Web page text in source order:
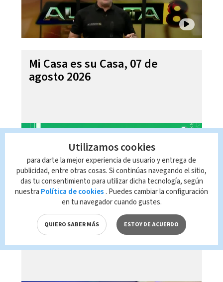
Mi Casa es su Casa, 07 de
agosto 2026
Telediario En Directo con Paula
Brenes, 07 de agosto 2026
Utilizamos cookies
para darte la mejor experiencia de usuario y entrega de
publicidad, entre otras cosas. Si continúas navegando el sitio,
das tu consentimiento para utilizar dicha tecnología, según
nuestra Política de cookies . Puedes cambiar la configuración
en tu navegador cuando gustes.
QUIERO SABER MÁS ESTOY DE ACUERDO